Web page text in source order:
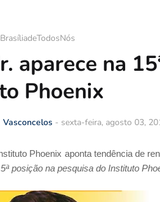
aparece na
Phoenix
Vasconcelos - sexta-feira, agosto 03,
Phoenix aponta tendência de
posição na pesquisa do Instituto